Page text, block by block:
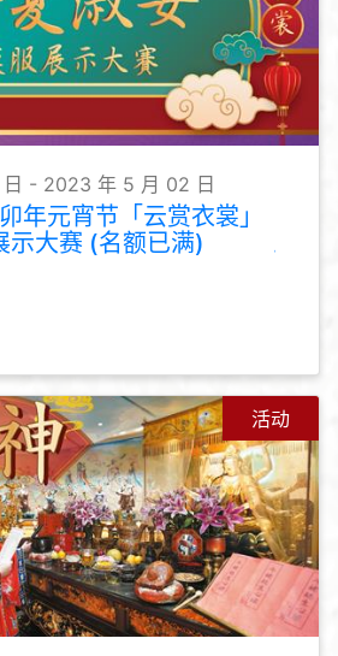
- 2023 年 5 月 02 日
年元宵节「云赏衣裳」
示大赛 (名额已满)
活动